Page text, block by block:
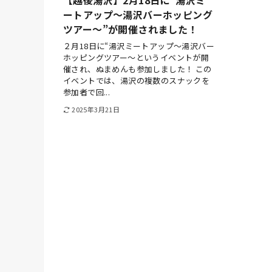
ートアップ〜湯沢バーホッピング
ツアー〜”が開催されました！
２月18日に“湯沢ミートアップ〜湯沢バー
ホッピングツアー〜というイベントが開
催され、ぬまめんも参加しました！ この
イベントでは、湯沢の複数のスナックを
参加者で回...
2025年3月21日